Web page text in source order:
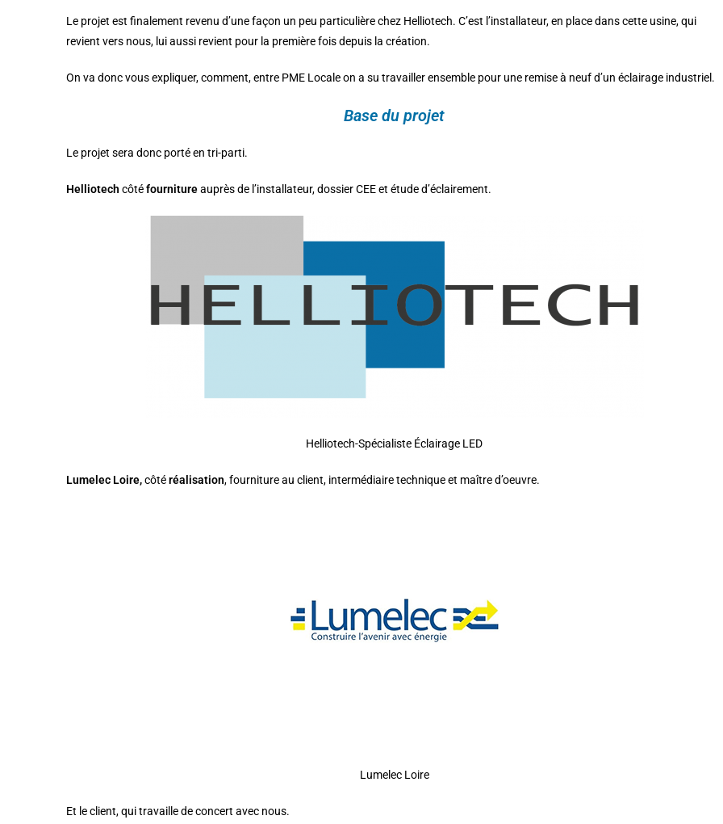
Le projet est finalement revenu d’une façon un peu particulière chez Helliotech. C’est l’installateur, en place dans cette usine, qui
revient vers nous, lui aussi revient pour la première fois depuis la création.
On va donc vous expliquer, comment, entre PME Locale on a su travailler ensemble pour une remise à neuf d’un éclairage industriel.
Base du projet
Le projet sera donc porté en tri-parti.
Helliotech côtéfournitureauprès de l’installateur, dossier CEE et étude d’éclairement.
Helliotech-Spécialiste Éclairage LED
Lumelec Loire,côtéréalisation, fourniture au client, intermédiaire technique et maître d’oeuvre.
Lumelec Loire
Et le client, qui travaille de concert avec nous.